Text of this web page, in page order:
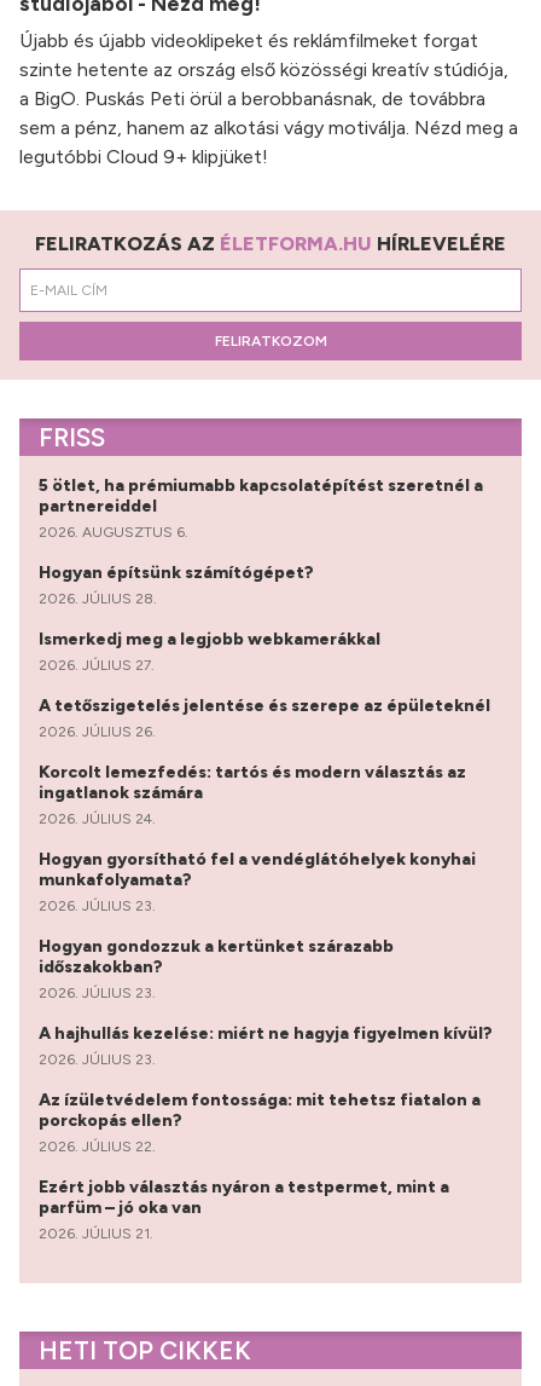
Újabb és újabb videoklipeket és reklámfilmeket forgat
szinte hetente az ország első közösségi kreatív stúdiója,
a BigO. Puskás Peti örül a berobbanásnak, de továbbra
sem a pénz, hanem az alkotási vágy motiválja. Nézd meg a
legutóbbi Cloud 9+ klipjüket!
FELIRATKOZÁS AZ ÉLETFORMA.HU HÍRLEVELÉRE
FELIRATKOZOM
FRISS
5 ötlet, ha prémiumabb kapcsolatépítést szeretnél a
partnereiddel
2026. AUGUSZTUS 6.
Hogyan építsünk számítógépet?
2026. JÚLIUS 28.
Ismerkedj meg a legjobb webkamerákkal
2026. JÚLIUS 27.
A tetőszigetelés jelentése és szerepe az épületeknél
2026. JÚLIUS 26.
Korcolt lemezfedés: tartós és modern választás az
ingatlanok számára
2026. JÚLIUS 24.
Hogyan gyorsítható fel a vendéglátóhelyek konyhai
munkafolyamata?
2026. JÚLIUS 23.
Hogyan gondozzuk a kertünket szárazabb
időszakokban?
2026. JÚLIUS 23.
A hajhullás kezelése: miért ne hagyja figyelmen kívül?
2026. JÚLIUS 23.
Az ízületvédelem fontossága: mit tehetsz fiatalon a
porckopás ellen?
2026. JÚLIUS 22.
Ezért jobb választás nyáron a testpermet, mint a
parfüm – jó oka van
2026. JÚLIUS 21.
HETI TOP CIKKEK